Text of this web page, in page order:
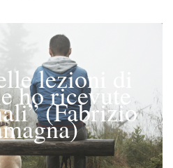
lezioni di
ho ricevute
(Fabrizio